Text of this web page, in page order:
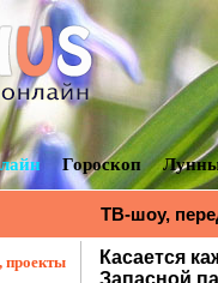
Гороскоп
ТВ-шоу,
Стосується
Касается
проекты